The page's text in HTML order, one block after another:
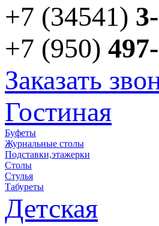
+7 (34541)
+7 (950)
Заказать
Гостиная
Буфеты
Журнальные столы
Подставки,этажерки
Столы
Стулья
Табуреты
Детская